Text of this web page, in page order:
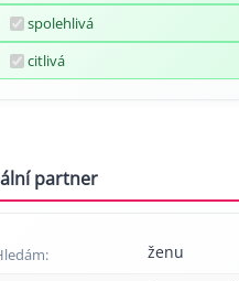
spolehlivá
citlivá
partner
ženu